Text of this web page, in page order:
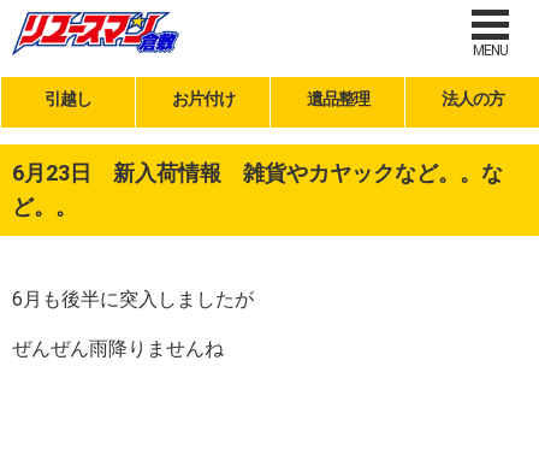
MENU
引越し お片付け 遺品整理 法人の方
6月23日 新入荷情報 雑貨やカヤックなど。。な
ど。。
6月も後半に突入しましたが
ぜんぜん雨降りませんね